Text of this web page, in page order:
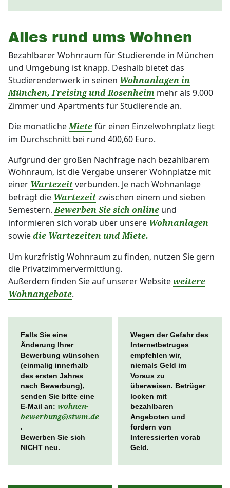
Alles rund ums Wohnen
Bezahlbarer Wohnraum für Studierende in München
und Umgebung ist knapp. Deshalb bietet das
Studierendenwerk in seinen Wohnanlagen in
München, Freising und Rosenheim mehr als 9.000
Zimmer und Apartments für Studierende an.
Die monatlicheMiete für einen Einzelwohnplatz liegt
im Durchschnitt bei rund 400,60 Euro.
Aufgrund der großen Nachfrage nach bezahlbarem
Wohnraum, ist die Vergabe unserer Wohnplätze mit
einer Wartezeit verbunden. Je nach Wohnanlage
beträgt die Wartezeit zwischen einem und sieben
Semestern.Bewerben Sie sich online und
informieren sich vorab über unsere Wohnanlagen
sowie die Wartezeiten und Miete.
Um kurzfristig Wohnraum zu finden, nutzen Sie gern
die Privatzimmervermittlung.
Außerdem finden Sie auf unserer Website weitere
Wohnangebote.
Falls Sie eine
Änderung Ihrer
Bewerbung wünschen
(einmalig innerhalb
des ersten Jahres
nach Bewerbung),
senden Sie bitte eine
E-Mail an:wohnen-
bewerbung@stwm.de
.
Bewerben Sie sich
NICHT neu.
Wegen der Gefahr des
Internetbetruges
empfehlen wir,
niemals Geld im
Voraus zu
überweisen. Betrüger
locken mit
bezahlbaren
Angeboten und
fordern von
Interessierten vorab
Geld.